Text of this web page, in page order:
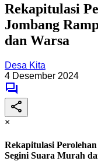
Rekapitulasi
Jombang
dan Warsa
Desa Kita
4 Desember 2024
×
Rekapitulasi
Segini Suara Murah